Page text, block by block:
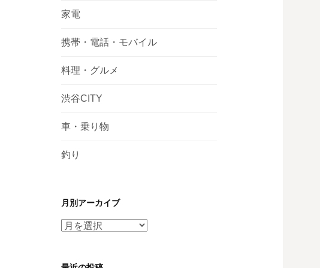
家電
携帯・電話・モバイル
料理・グルメ
渋谷CITY
車・乗り物
釣り
月別アーカイブ
月